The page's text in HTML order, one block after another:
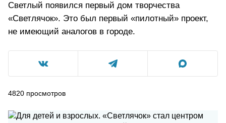
Светлый появился первый дом творчества
«Светлячок». Это был первый «пилотный» проект,
не имеющий аналогов в городе.
4820 просмотров